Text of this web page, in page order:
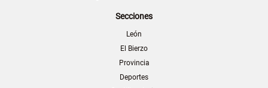
Secciones
León
El Bierzo
Provincia
Deportes